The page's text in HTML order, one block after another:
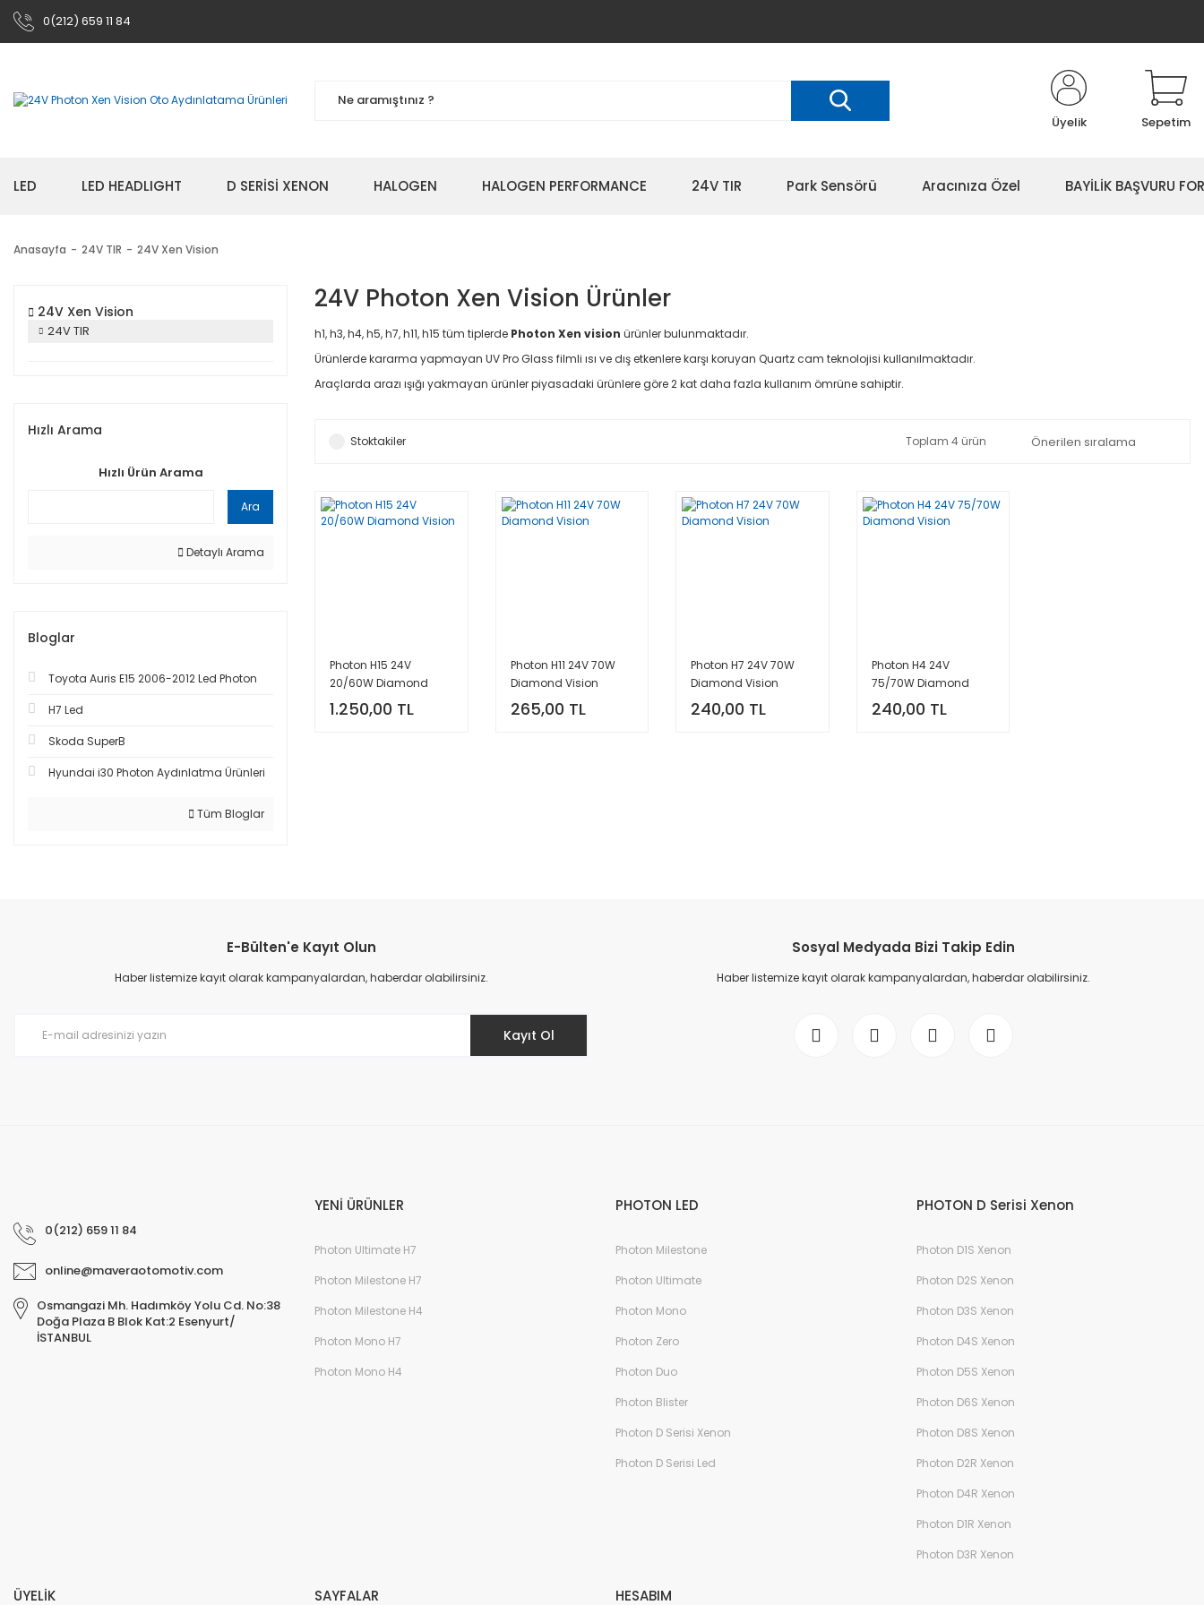
0(212) 659 11 84
Üyelik Sepetim
LED LED HEADLIGHT D SERİSİ XENON HALOGEN HALOGEN PERFORMANCE 24V TIR Park Sensörü Aracınıza Özel BAYİLİK BAŞVURU
Anasayfa 24V TIR 24V Xen Vision
24V Xen Vision
24V TIR
Hızlı Arama
Hızlı Ürün Arama
Ara
Detaylı Arama
Bloglar
Toyota Auris E15 2006-2012 Led Photon
H7 Led
Skoda SuperB
Hyundai i30 Photon Aydınlatma Ürünleri
Tüm Bloglar
24V Photon Xen Vision Ürünler
h1, h3, h4, h5, h7, h11, h15 tüm tiplerde Photon Xen vision ürünler bulunmaktadır.
Ürünlerde kararma yapmayan UV Pro Glass filmli ısı ve dış etkenlere karşı koruyan Quartz cam teknolojisi kullanılmaktadır.
Araçlarda arazı ışığı yakmayan ürünler piyasadaki ürünlere göre 2 kat daha fazla kullanım ömrüne sahiptir.
Stoktakiler Toplam 4 ürün
Photon H15 24V
20/60W Diamond
Vision
1.250,00 TL
Photon H11 24V 70W
Diamond Vision
265,00 TL
Photon H7 24V 70W
Diamond Vision
240,00 TL
Photon H4 24V
75/70W Diamond
Vision
240,00 TL
E-Bülten'e Kayıt Olun
Haber listemize kayıt olarak kampanyalardan, haberdar olabilirsiniz.
Kayıt Ol
Sosyal Medyada Bizi Takip Edin
Haber listemize kayıt olarak kampanyalardan, haberdar olabilirsiniz.
0(212) 659 11 84
online@maveraotomotiv.com
Osmangazi Mh. Hadımköy Yolu Cd. No:38
Doğa Plaza B Blok Kat:2 Esenyurt/
İSTANBUL
YENİ ÜRÜNLER
Photon Ultimate H7
Photon Milestone H7
Photon Milestone H4
Photon Mono H7
Photon Mono H4
PHOTON LED
Photon Milestone
Photon Ultimate
Photon Mono
Photon Zero
Photon Duo
Photon Blister
Photon D Serisi Xenon
Photon D Serisi Led
PHOTON D Serisi Xenon
Photon D1S Xenon
Photon D2S Xenon
Photon D3S Xenon
Photon D4S Xenon
Photon D5S Xenon
Photon D6S Xenon
Photon D8S Xenon
Photon D2R Xenon
Photon D4R Xenon
Photon D1R Xenon
Photon D3R Xenon
ÜYELİK SAYFALAR HESABIM